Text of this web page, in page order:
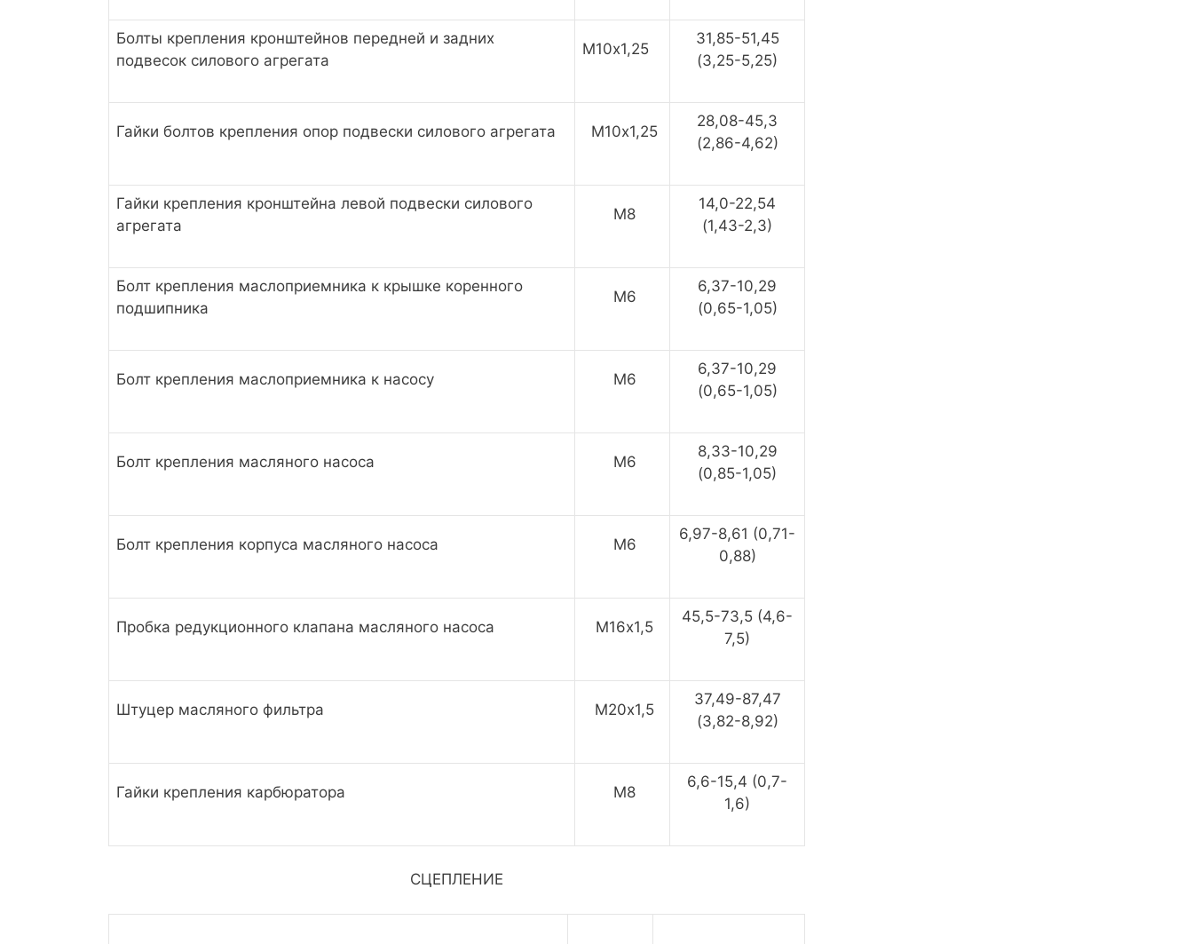
Болты крепления кронштейнов передней и задних
подвесок силового агрегата
М10х1,25
31,85-51,45
(3,25-5,25)
Гайки болтов крепления опор подвески силового агрегата M10х1,25
28,08-45,3
(2,86-4,62)
Гайки крепления кронштейна левой подвески силового
агрегата
M8
14,0-22,54
(1,43-2,3)
Болт крепления маслоприемника к крышке коренного
подшипника
M6
6,37-10,29
(0,65-1,05)
Болт крепления маслоприемника к насосу M6
6,37-10,29
(0,65-1,05)
Болт крепления масляного насоса M6
8,33-10,29
(0,85-1,05)
Болт крепления корпуса масляного насоса M6
6,97-8,61 (0,71-
0,88)
Пробка редукционного клапана масляного насоса M16х1,5
45,5-73,5 (4,6-
7,5)
Штуцер масляного фильтра M20х1,5
37,49-87,47
(3,82-8,92)
Гайки крепления карбюратора M8
6,6-15,4 (0,7-
1,6)
СЦЕПЛЕНИЕ